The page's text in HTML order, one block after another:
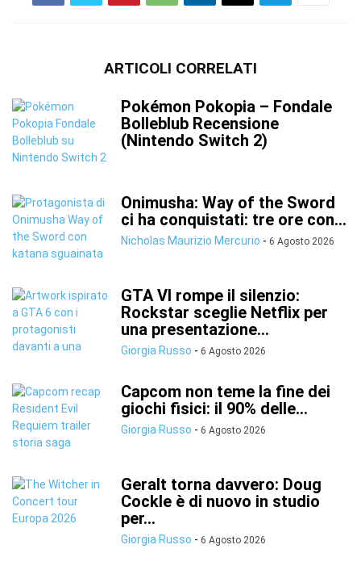
ARTICOLI CORRELATI
Pokémon Pokopia – Fondale
Bolleblub Recensione
(Nintendo Switch 2)
Onimusha: Way of the Sword
ci ha conquistati: tre ore con...
Nicholas Maurizio Mercurio - 6 Agosto 2026
GTA VI rompe il silenzio:
Rockstar sceglie Netflix per
una presentazione...
Giorgia Russo - 6 Agosto 2026
Capcom non teme la fine dei
giochi fisici: il 90% delle...
Giorgia Russo - 6 Agosto 2026
Geralt torna davvero: Doug
Cockle è di nuovo in studio
per...
Giorgia Russo - 6 Agosto 2026